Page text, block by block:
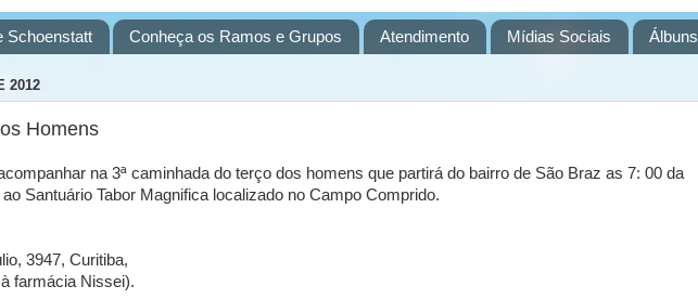
Schoenstatt Conheça os Ramos e Grupos Atendimento Mídias Sociais Álbuns
2012
Homens
na 3ª caminhada do terço dos homens que partirá do bairro de São Braz as 7: 00 da
Santuário Tabor Magnifica localizado no Campo Comprido.
3947, Curitiba,
farmácia Nissei).